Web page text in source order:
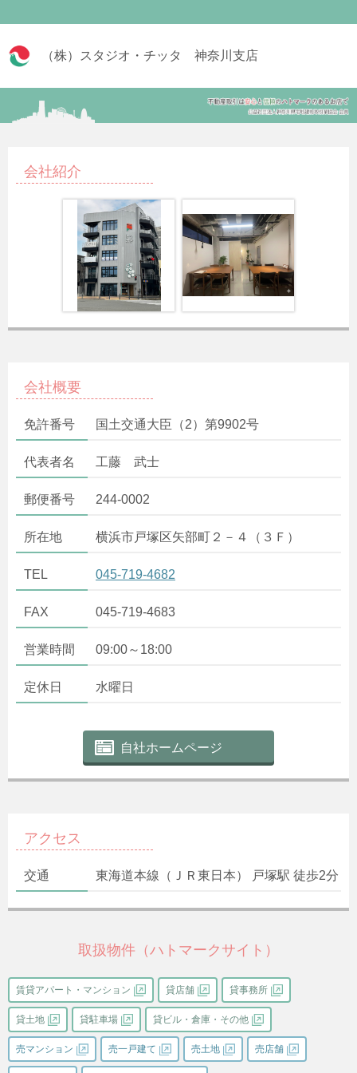
（株）スタジオ・チッタ 神奈川支店
会社紹介
会社概要
免許番号 国土交通大臣（2）第9902号
代表者名 工藤 武士
郵便番号 244-0002
所在地 横浜市戸塚区矢部町２－４（３Ｆ）
TEL 045-719-4682
FAX 045-719-4683
営業時間 09:00～18:00
定休日 水曜日
自社ホームページ
アクセス
交通 東海道本線（ＪＲ東日本） 戸塚駅 徒歩2分
取扱物件（ハトマークサイト）
賃貸アパート・マンション 貸店舗 貸事務所
貸土地 貸駐車場 貸ビル・倉庫・その他
売マンション 売一戸建て 売土地 売店舗